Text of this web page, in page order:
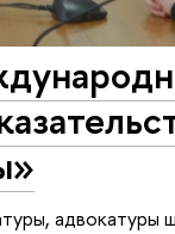
адвокатуры